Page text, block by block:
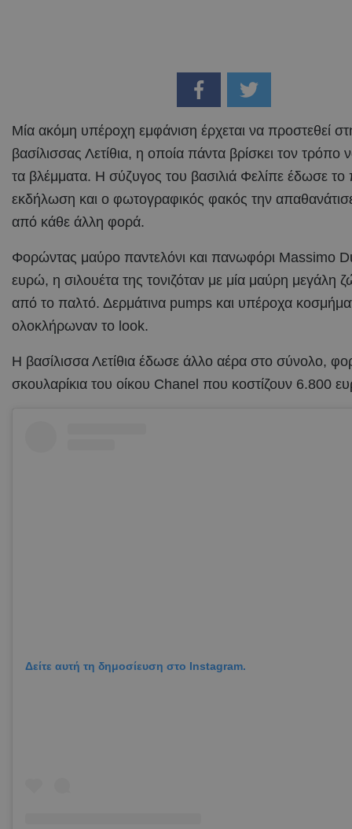
Μία ακόμη υπέροχη εμφάνιση έρχεται να προστεθεί
βασίλισσας Λετίθια, η οποία πάντα βρίσκει τον τρόπο
τα βλέμματα. Η σύζυγος του βασιλιά Φελίπε έδωσε
εκδήλωση και ο φωτογραφικός φακός την
από κάθε άλλη φορά.
Φορώντας μαύρο παντελόνι και πανωφόρι Massimo
ευρώ, η σιλουέτα της τονιζόταν με μία μαύρη μεγάλη
από το παλτό. Δερμάτινα pumps και υπέροχα
ολοκλήρωναν το look.
Η βασίλισσα Λετίθια έδωσε άλλο αέρα στο σύνολο,
σκουλαρίκια του οίκου Chanel που κοστίζουν 6.800
Δείτε αυτή τη δημοσίευση στο Instagram.